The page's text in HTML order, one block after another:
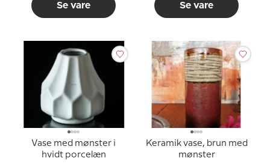
Se vare Se vare
Vase med mønster i
hvidt porcelæn
Keramik vase, brun med
mønster